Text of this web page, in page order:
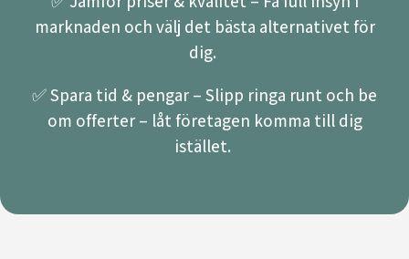
marknaden och välj det bästa alternativet för
dig.
✅ Spara tid & pengar – Slipp ringa runt och be
om offerter – låt företagen komma till dig
istället.